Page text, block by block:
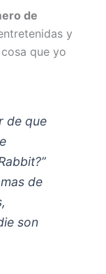
de
y
que yo
de que
de
son